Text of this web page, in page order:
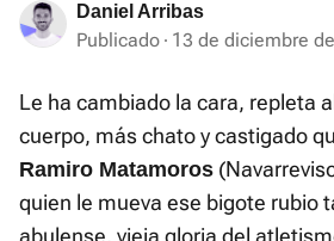
Daniel Arribas
Publicado 13 de diciembre
Le ha cambiado la cara, repleta
cuerpo, más chato y castigado
Ramiro Matamoros
quien le mueva ese bigote rubio
abulense, vieja gloria del